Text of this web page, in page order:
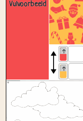
Vulvoorbeeld